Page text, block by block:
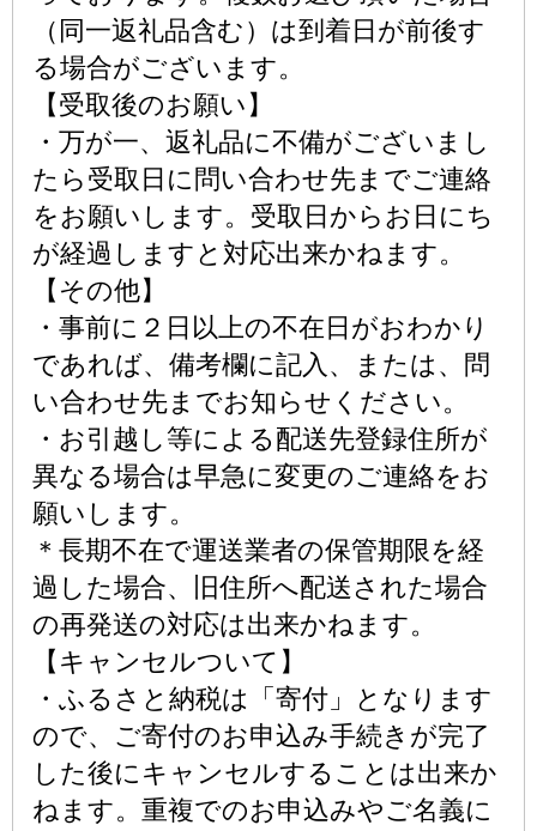
（同一返礼品含む）は到着日が前後す
る場合がございます。
【受取後のお願い】
・万が一、返礼品に不備がございまし
たら受取日に問い合わせ先までご連絡
をお願いします。受取日からお日にち
が経過しますと対応出来かねます。
【その他】
・事前に２日以上の不在日がおわかり
であれば、備考欄に記入、または、問
い合わせ先までお知らせください。
・お引越し等による配送先登録住所が
異なる場合は早急に変更のご連絡をお
願いします。
＊長期不在で運送業者の保管期限を経
過した場合、旧住所へ配送された場合
の再発送の対応は出来かねます。
【キャンセルついて】
・ふるさと納税は「寄付」となります
ので、ご寄付のお申込み手続きが完了
した後にキャンセルすることは出来か
ねます。重複でのお申込みやご名義に